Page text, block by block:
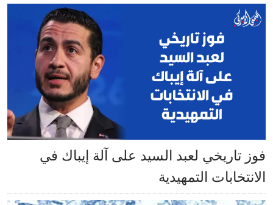
فوز تاريخي لعبد السيد على آلة إيباك في
الانتخابات التمهيدية